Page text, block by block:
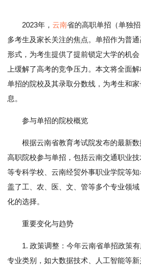
2023年， 云南省的高职单招（单独
多考生及家长关注的焦点。单招作为普
形式，为考生提供了提前锁定大学的机
上缓解了高考的竞争压力。本文将全面
单招的院校及其录取分数线，为考生和
息。
参与单招的院校概览
根据云南省教育考试院发布的最新
高职院校参与单招，包括云南交通职业
等专科学校、云南经贸外事职业学院等
盖了工、农、医、文、管等多个专业领
化的选择。
重要变化与趋势
1. 政策调整：今年云南省单招政策
专业类别，如大数据技术、人工智能等